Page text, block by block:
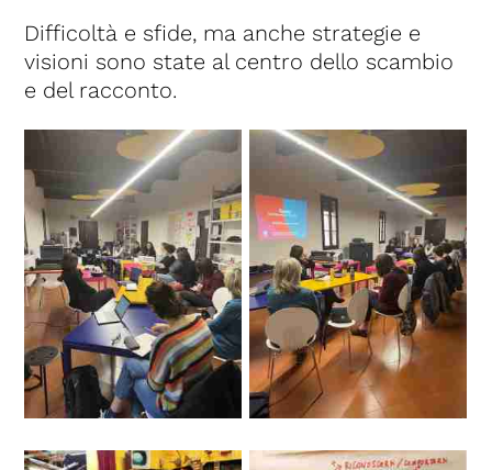
Difficoltà e sfide, ma anche strategie e
visioni sono state al centro dello scambio
e del racconto.